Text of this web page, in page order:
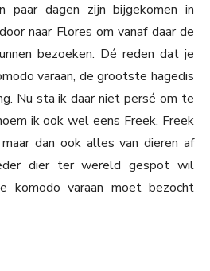
paar dagen zijn bijgekomen in
naar Flores om vanaf daar de
bezoeken. Dé reden dat je
varaan, de grootste hagedis
Nu sta ik daar niet persé om te
ik ook wel eens Freek. Freek
dan ook alles van dieren af
dier ter wereld gespot wil
komodo varaan moet bezocht